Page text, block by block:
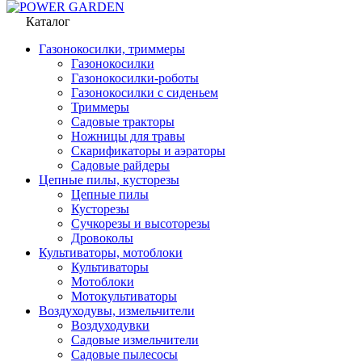
Каталог
Газонокосилки, триммеры
Газонокосилки
Газонокосилки-роботы
Газонокосилки с сиденьем
Триммеры
Садовые тракторы
Ножницы для травы
Скарификаторы и аэраторы
Садовые райдеры
Цепные пилы, кусторезы
Цепные пилы
Кусторезы
Сучкорезы и высоторезы
Дровоколы
Культиваторы, мотоблоки
Культиваторы
Мотоблоки
Мотокультиваторы
Воздуходувы, измельчители
Воздуходувки
Садовые измельчители
Садовые пылесосы